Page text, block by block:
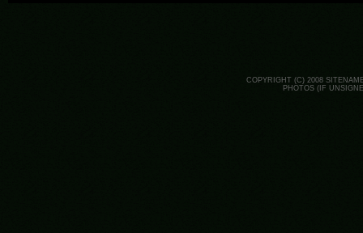
COPYRIGHT (C) 2008
PHOTOS (IF